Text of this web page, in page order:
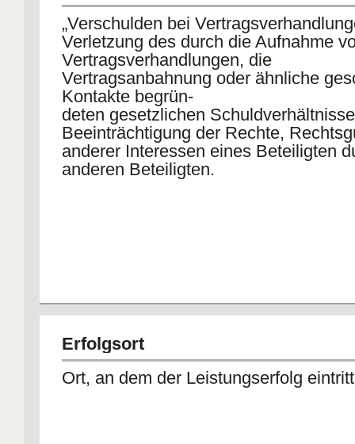
„Verschulden bei
Verletzung des durch die Aufnahme
Vertragsverhandlungen, die
Vertragsanbahnung oder ähnliche
Kontakte begrün-
deten gesetzlichen
Beeinträchtigung der Rechte,
anderer Interessen eines Beteiligten
anderen Beteiligten.
Erfolgsort
Ort, an dem der Leistungserfolg